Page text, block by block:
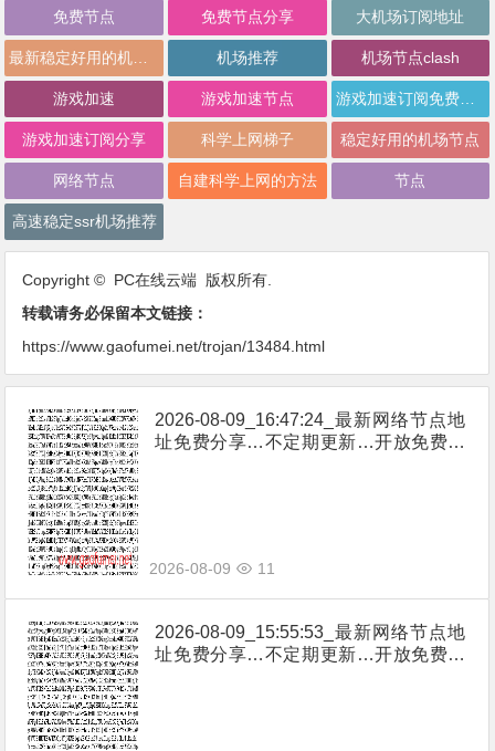
免费节点 免费节点分享 大机场订阅地址
机场推荐 机场节点clash
游戏加速 游戏加速节点 游戏加速订阅免费分享
游戏加速订阅分享 科学上网梯子 稳定好用的机场节点
网络节点 自建科学上网的方法 节点
高速稳定ssr机场推荐
Copyright © PC在线云端 版权所有.
转载请务必保留本文链接：
https://www.gaofumei.net/trojan/13484.html
2026-08-09_16:47:24_最新网络节点地
址免费分享…不定期更新…开放免费分
2026-08-09 11
2026-08-09_15:55:53_最新网络节点地
址免费分享…不定期更新…开放免费分